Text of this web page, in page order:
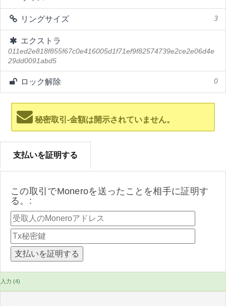
リングサイズ 3
エクストラ
011ed2e818f855f67c0e416005d1f71ef9f82574739e2ce2e06d4e
29dd0091abd5
ロック解除 0
秘密取引-金額は開示されていません。
支払いを証明する
この取引でMoneroを送ったことを相手に証明す
る。:
入力 (4)